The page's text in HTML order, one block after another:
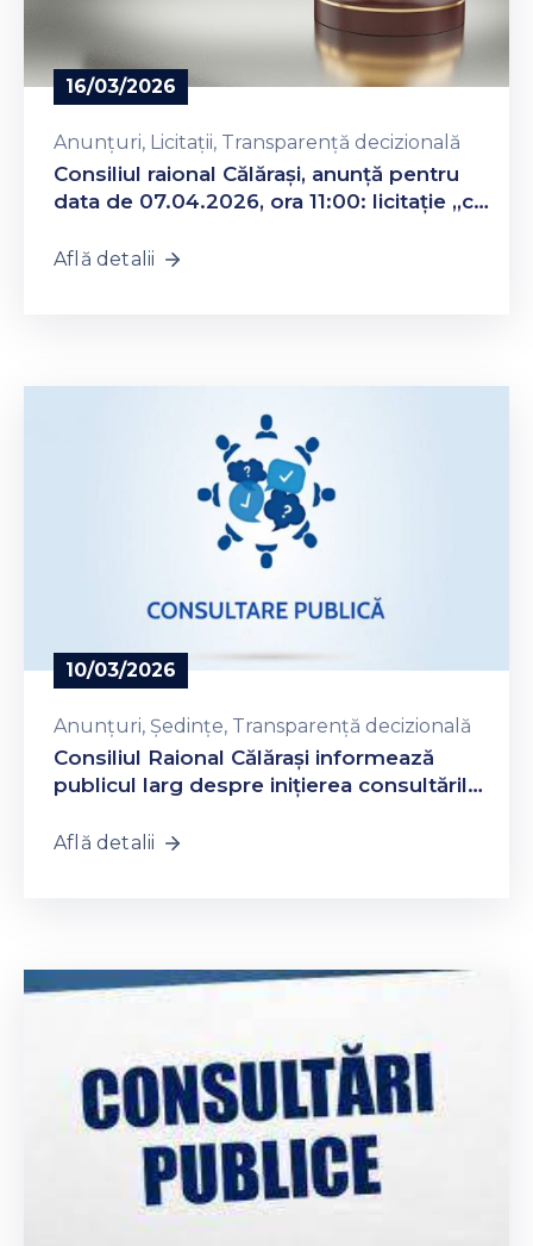
16/03/2026
Anunțuri‚ Licitații‚ Transparență decizională
Consiliul raional Călărași, anunță pentru
data de 07.04.2026, ora 11:00: licitație ,,cu
Află detalii
10/03/2026
Anunțuri‚ Ședințe‚ Transparență decizională
Consiliul Raional Călăraşi informează
publicul larg despre inițierea consultărilor
vor fi examinate în cadrul ședinței
Află detalii